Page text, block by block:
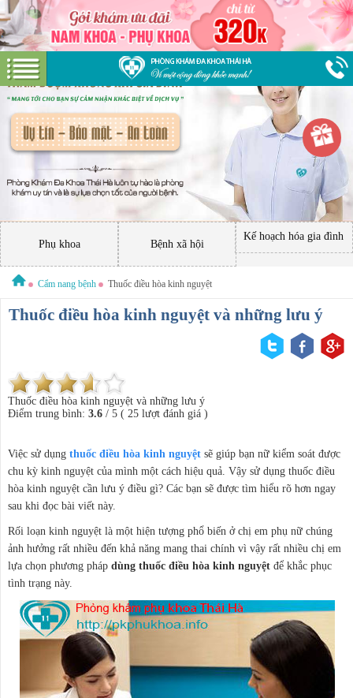
Phụ khoa Bệnh xã hội
Kế hoạch hóa gia đình
Cẩm nang bệnh Thuốc điều hòa kinh nguyệt
Thuốc điều hòa kinh nguyệt và những lưu ý
Thuốc điều hòa kinh nguyệt và những lưu ý
Điểm trung bình: 3.6/ 5( 25lượt đánh giá )
Việc sử dụng thuốc điều hòa kinh nguyệtsẽ giúp bạn nữ kiểm soát được
chu kỳ kinh nguyệt của mình một cách hiệu quả. Vậy sử dụng thuốc điều
hòa kinh nguyệt cần lưu ý điều gì? Các bạn sẽ được tìm hiểu rõ hơn ngay
sau khi đọc bài viết này.
Rối loạn kinh nguyệt là một hiện tượng phổ biến ở chị em phụ nữ chúng
ảnh hưởng rất nhiều đến khả năng mang thai chính vì vậy rất nhiều chị em
lựa chọn phương pháp dùng thuốc điều hòa kinh nguyệtđể khắc phục
tình trạng này.